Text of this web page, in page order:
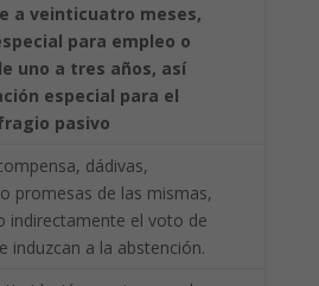
a veinticuatro meses,
para empleo o
uno a tres años, así
especial para el
pasivo
dádivas,
promesas de las mismas,
indirectamente el voto de
induzcan a la abstención.